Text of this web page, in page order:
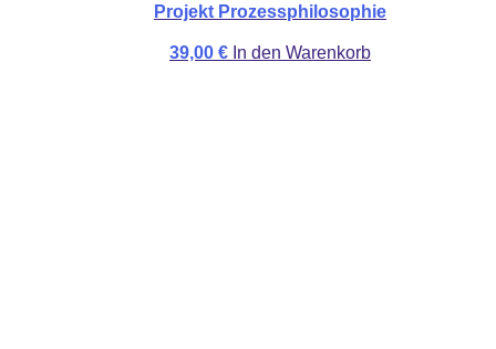
Projekt Prozessphilosophie
39,00 € In den Warenkorb